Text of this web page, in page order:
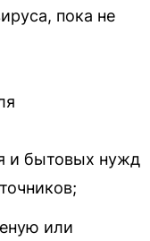
пока не
и бытовых нужд
или